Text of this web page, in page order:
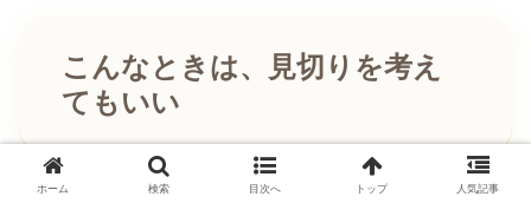
こんなときは、見切りを考え
てもいい
ホーム 検索 目次へ トップ 人気記事